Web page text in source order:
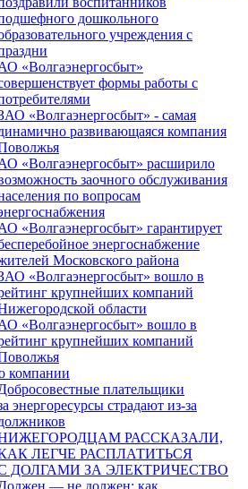
дошкольного
учреждения с
«Волгаэнергосбыт»
формы работы с
«Волгаэнергосбыт» - самая
развивающаяся компания
«Волгаэнергосбыт» расширило
заочного обслуживания
по вопросам
«Волгаэнергосбыт» гарантирует
энергоснабжение
Московского района
«Волгаэнергосбыт» вошло в
крупнейших компаний
области
«Волгаэнергосбыт» вошло в
крупнейших компаний
плательщики
энергоресурсы страдают из-за
РАССКАЗАЛИ,
ЛЕГЧЕ РАСПЛАТИТЬСЯ
ДОЛГАМИ ЗА ЭЛЕКТРИЧЕСТВО